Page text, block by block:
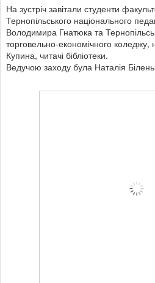
На зустріч завітали студенти
Тернопільського національного
Володимира Гнатюка та
торговельно-економічного коледжу,
Купина, читачі бібліотеки.
Ведучою заходу була Наталія